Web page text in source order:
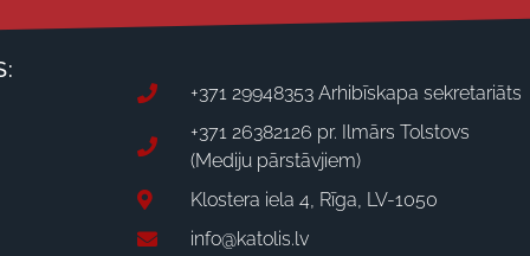
+371 29948353 Arhibīskapa sekretariāts
+371 26382126 pr. Ilmārs Tolstovs
(Mediju pārstāvjiem)
Klostera iela 4, Rīga, LV-1050
info@katolis.lv